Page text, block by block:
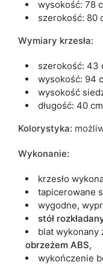
Termin dostawy:
Ze względu na
wysokość: 78
szerokość: 80
Wymiary krzesła:
szerokość: 43
wysokość: 94
wysokość
długość: 40 cm
Kolorystyka:
Wykonanie:
krzesło
tapicerowane
wygodne,
stół
blat wykonany
obrzeżem ABS,
wykończenie